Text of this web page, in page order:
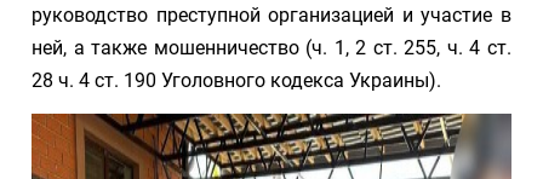
руководство преступной организацией и участие в
ней, а также мошенничество (ч. 1, 2 ст. 255, ч. 4 ст.
28 ч. 4 ст. 190 Уголовного кодекса Украины).